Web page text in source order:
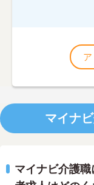
マイナ
マイナビ介護